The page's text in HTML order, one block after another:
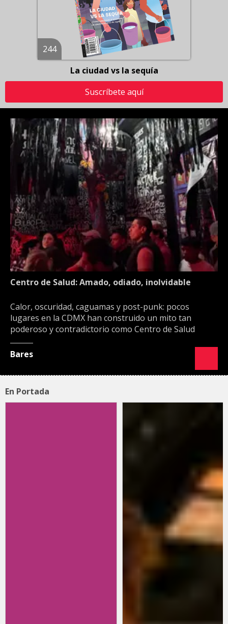
244
La ciudad vs la sequía
Suscríbete aquí
Centro de Salud: Amado, odiado, inolvidable
Calor, oscuridad, caguamas y post-punk: pocos
lugares en la CDMX han construido un mito tan
poderoso y contradictorio como Centro de Salud
Bares
En Portada